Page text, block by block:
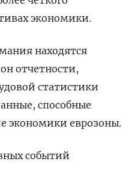
экономики.
находятся
отчетности,
статистики
способные
экономики еврозоны.
событий